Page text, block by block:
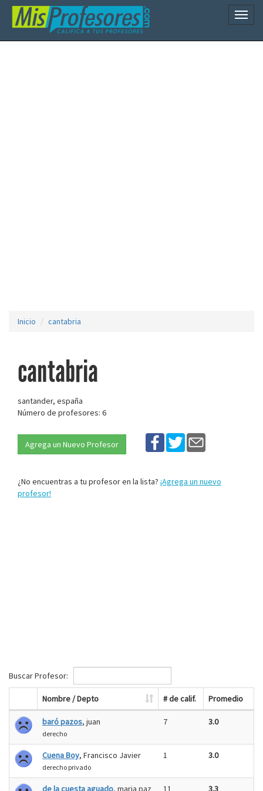
Inicio cantabria
cantabria
santander, españa
Número de profesores: 6
Agrega un Nuevo Profesor
¿No encuentras a tu profesor en la lista? ¡Agrega un nuevo
profesor!
Buscar Profesor:
Nombre / Depto # de calif. Promedio
baró pazos, juan
derecho
7 3.0
Cuena Boy, Francisco Javier
derecho privado
1 3.0
de la cuesta aguado, maria paz 11 3.3